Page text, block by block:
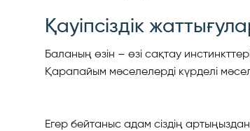
Қауіпсіздік
Баланың өзін – өзі сақтау
Қарапайым мәселелерді күрделі
Егер бейтаныс адам сіздің